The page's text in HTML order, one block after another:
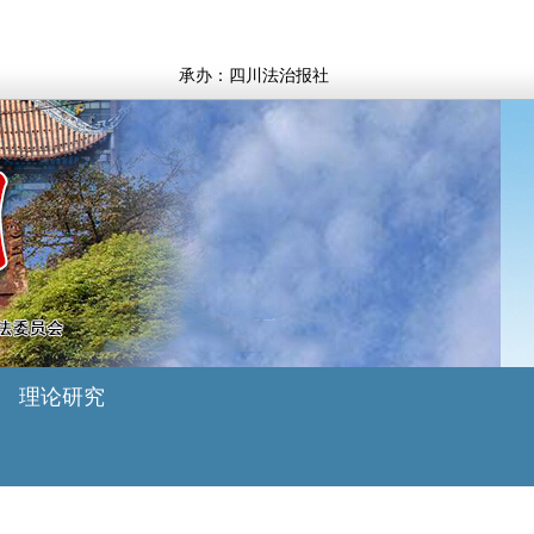
承办：四川法治报社
理论研究